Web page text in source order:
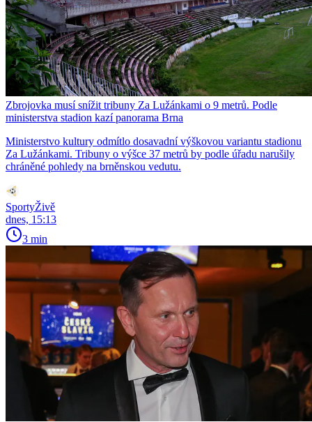
Zbrojovka musí snížit tribuny Za Lužánkami o 9 metrů. Podle
ministerstva stadion kazí panorama Brna
Ministerstvo kultury odmítlo dosavadní výškovou variantu stadionu
Za Lužánkami. Tribuny o výšce 37 metrů by podle úřadu narušily
chráněné pohledy na brněnskou vedutu.
SportyŽivě
dnes, 15:13
3 min